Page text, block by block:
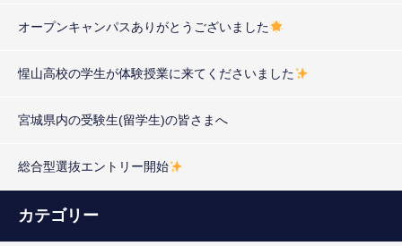
オープンキャンパスありがとうございました
惺山高校の学生が体験授業に来てくださいました
宮城県内の受験生(留学生)の皆さまへ
総合型選抜エントリー開始
カテゴリー